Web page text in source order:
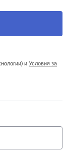
иУсловия за